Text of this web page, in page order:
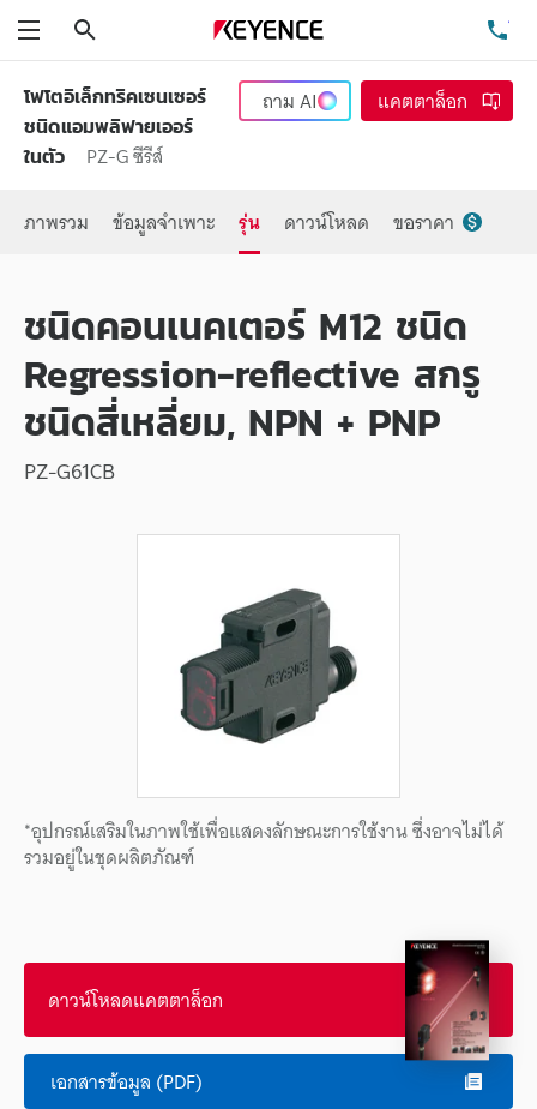
โฟโตอิเล็กทริคเซนเซอร์
ชนิดแอมพลิฟายเออร์
ในตัว
PZ-G ซีรีส์
ถามAI แคตตาล็อก
ภาพรวม ข้อมูลจำเพาะ รุ่น ดาวน์โหลด ขอราคา
ชนิดคอนเนคเตอร์ M12 ชนิด
Regression-reflective สกรู
ชนิดสี่เหลี่ยม, NPN + PNP
PZ-G61CB
*อุปกรณ์เสริมในภาพใช้เพื่อแสดงลักษณะการใช้งาน ซึ่งอาจไม่ได้
รวมอยู่ในชุดผลิตภัณฑ์
ดาวน์โหลดแคตตาล็อก
เอกสารข้อมูล (PDF)